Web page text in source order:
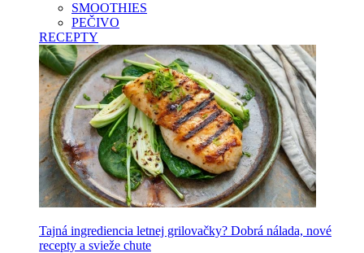
SMOOTHIES
PEČIVO
RECEPTY
Tajná ingrediencia letnej grilovačky? Dobrá nálada, nové
recepty a svieže chute